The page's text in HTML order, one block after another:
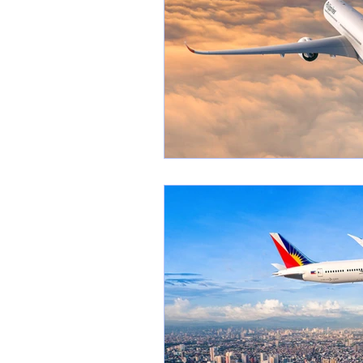
1 er avril Motorisation
Shenyang J-35
Airbus H145M
Tiltrotors